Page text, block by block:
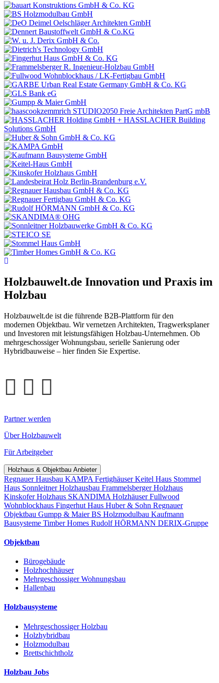
Holzbauwelt.de Innovation und Praxis im
Holzbau
Holzbauwelt.de ist die führende B2B-Plattform für den
modernen Objektbau. Wir vernetzen Architekten, Tragwerksplaner
und Investoren mit leistungsfähigen Holzbau-Unternehmen. Ob
mehrgeschossiger Wohnungsbau, serielle Sanierung oder
Hybridbauweise – hier finden Sie Expertise.
Partner werden
Über Holzbauwelt
Für Arbeitgeber
Holzhaus & Objektbau Anbieter
Regnauer Hausbau KAMPA FertighäuserKeitel Haus Stommel
Haus Sonnleitner Holzhausbau Frammelsberger Holzhaus
Kinskofer Holzhaus SKANDIMA HolzhäuserFullwood
Wohnblockhaus Fingerhut Haus Huber & Sohn Regnauer
Objektbau Gumpp & MaierBS Holzmodulbau Kaufmann
Bausysteme Timber Homes Rudolf HÖRMANN DERIX-Gruppe
Objektbau
Bürogebäude
Holzhochhäuser
Mehrgeschossiger Wohnungsbau
Hallenbau
Holzbausysteme
Mehrgeschossiger Holzbau
Holzhybridbau
Holzmodulbau
Brettschichtholz
Holzbau Jobs